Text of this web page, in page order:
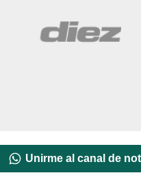
Unirme al canal de